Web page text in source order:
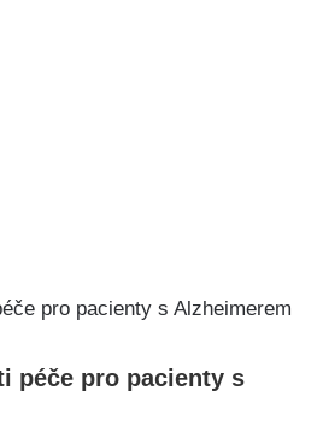
péče pro pacienty s